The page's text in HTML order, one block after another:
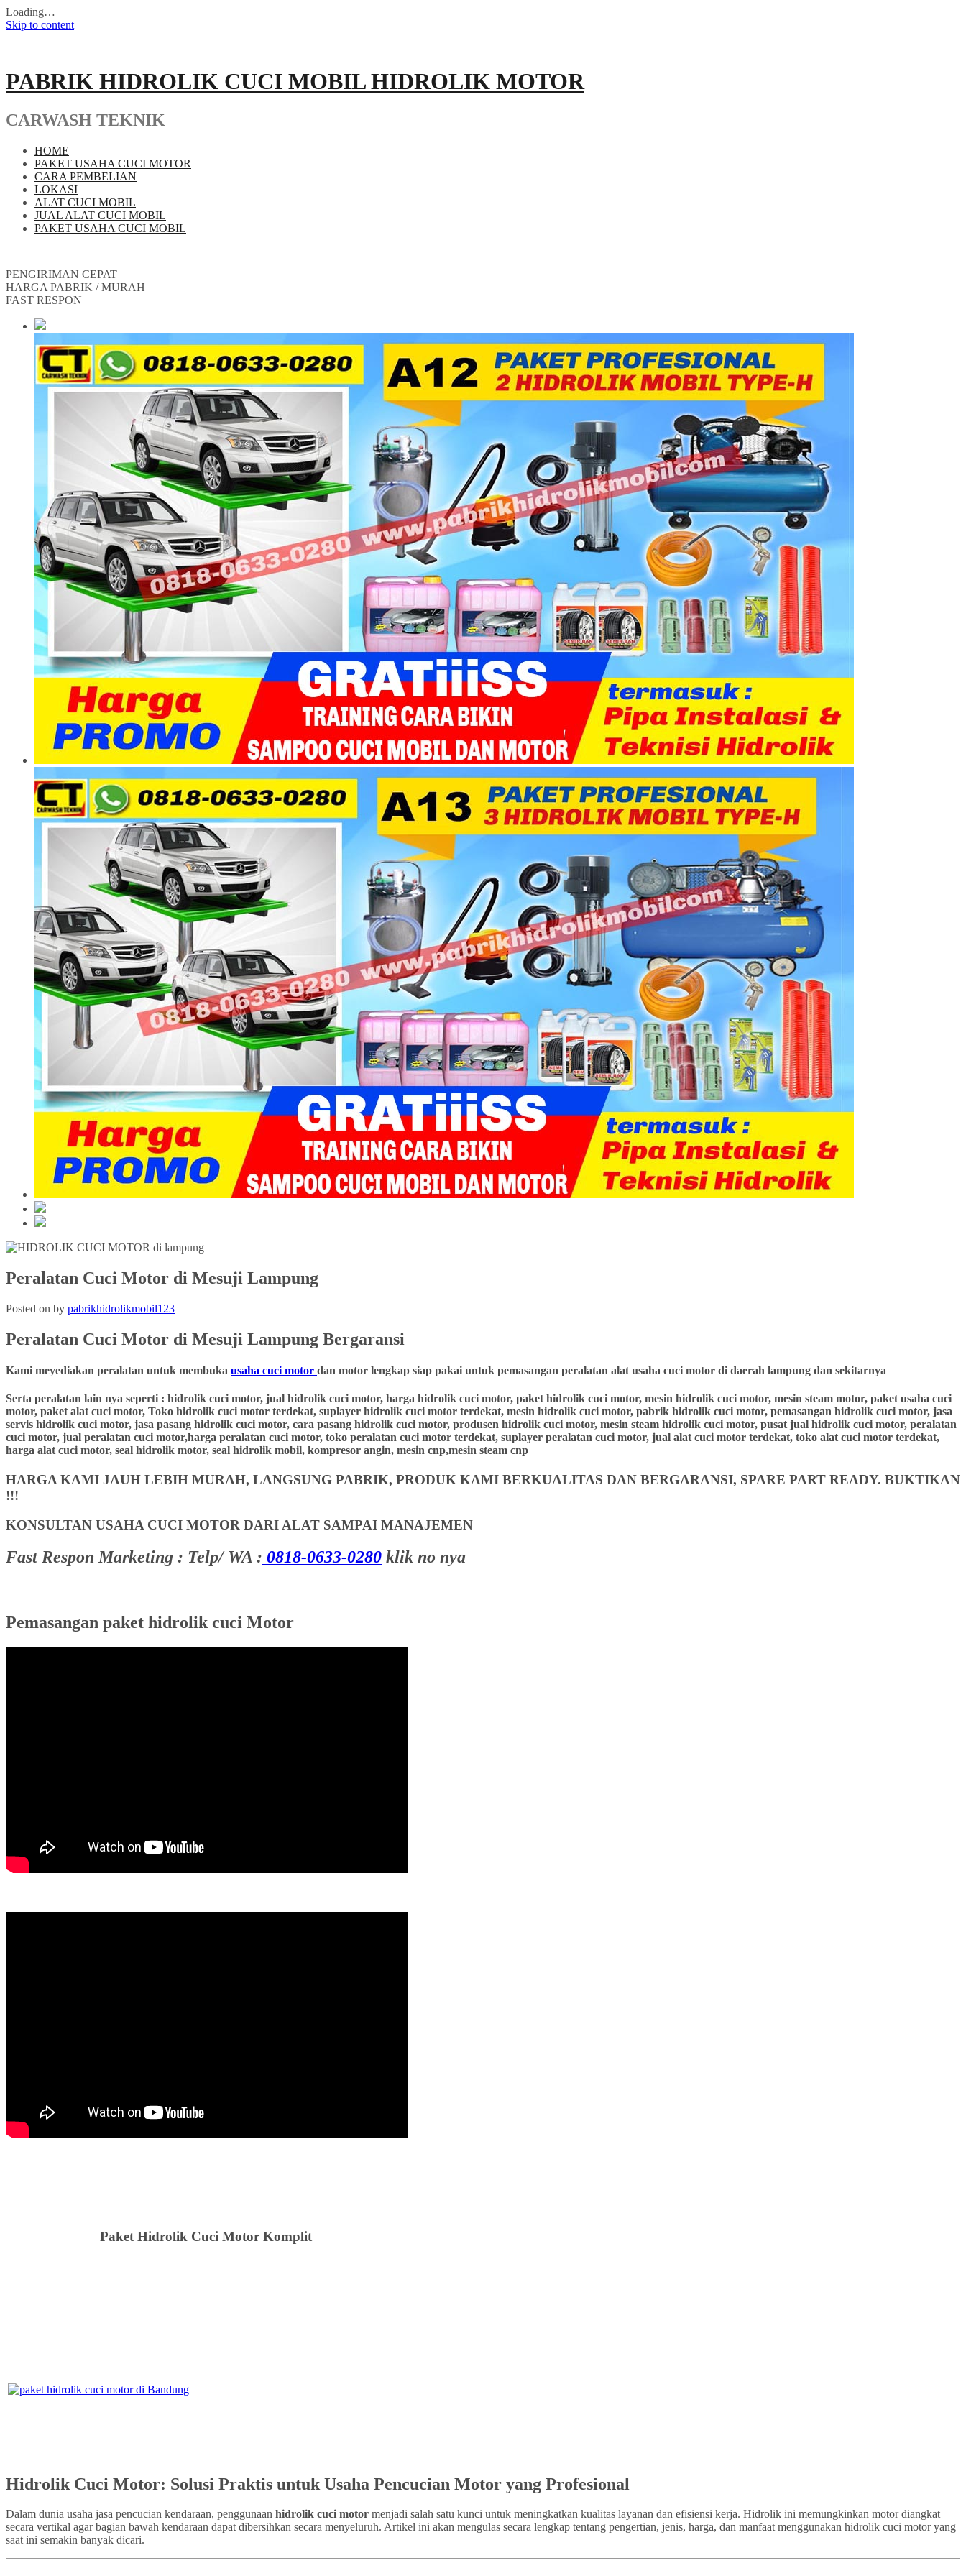
Loading…
Skip to content
PABRIK HIDROLIK CUCI MOBIL HIDROLIK MOTOR
CARWASH TEKNIK
HOME
PAKET USAHA CUCI MOTOR
CARA PEMBELIAN
LOKASI
ALAT CUCI MOBIL
JUAL ALAT CUCI MOBIL
PAKET USAHA CUCI MOBIL
PENGIRIMAN CEPAT
HARGA PABRIK / MURAH
FAST RESPON
Peralatan Cuci Motor di Mesuji Lampung
Posted on by pabrikhidrolikmobil123
Peralatan Cuci Motor di Mesuji Lampung Bergaransi
Kami meyediakan peralatan untuk membuka usaha cuci motor dan motor lengkap siap pakai untuk pemasangan peralatan alat usaha cuci motor di daerah lampung dan sekitarnya
Serta peralatan lain nya seperti : hidrolik cuci motor, jual hidrolik cuci motor, harga hidrolik cuci motor, paket hidrolik cuci motor, mesin hidrolik cuci motor, mesin steam motor, paket usaha cuci
motor, paket alat cuci motor, Toko hidrolik cuci motor terdekat, suplayer hidrolik cuci motor terdekat, mesin hidrolik cuci motor, pabrik hidrolik cuci motor, pemasangan hidrolik cuci motor, jasa
servis hidrolik cuci motor, jasa pasang hidrolik cuci motor, cara pasang hidrolik cuci motor, produsen hidrolik cuci motor, mesin steam hidrolik cuci motor, pusat jual hidrolik cuci motor, peralatan
cuci motor, jual peralatan cuci motor,harga peralatan cuci motor, toko peralatan cuci motor terdekat, suplayer peralatan cuci motor, jual alat cuci motor terdekat, toko alat cuci motor terdekat,
harga alat cuci motor, seal hidrolik motor, seal hidrolik mobil, kompresor angin, mesin cnp,mesin steam cnp
HARGA KAMI JAUH LEBIH MURAH, LANGSUNG PABRIK, PRODUK KAMI BERKUALITAS DAN BERGARANSI, SPARE PART READY. BUKTIKAN
!!!
KONSULTAN USAHA CUCI MOTOR DARI ALAT SAMPAI MANAJEMEN
Fast Respon Marketing : Telp/ WA : 0818-0633-0280 klik no nya
Pemasangan paket hidrolik cuci Motor
Paket Hidrolik Cuci Motor Komplit
Hidrolik Cuci Motor: Solusi Praktis untuk Usaha Pencucian Motor yang Profesional
Dalam dunia usaha jasa pencucian kendaraan, penggunaan hidrolik cuci motor menjadi salah satu kunci untuk meningkatkan kualitas layanan dan efisiensi kerja. Hidrolik ini memungkinkan motor diangkat
secara vertikal agar bagian bawah kendaraan dapat dibersihkan secara menyeluruh. Artikel ini akan mengulas secara lengkap tentang pengertian, jenis, harga, dan manfaat menggunakan hidrolik cuci motor yang
saat ini semakin banyak dicari.